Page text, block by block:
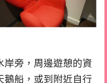
岸旁，周邊遊憩的資
鵝船，或到附近自行